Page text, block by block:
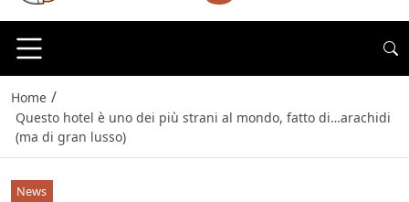
Home /
Questo hotel è uno dei più strani al mondo, fatto di…arachidi
(ma di gran lusso)
News